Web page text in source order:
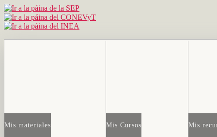
Mis materiales Mis Cursos Mis